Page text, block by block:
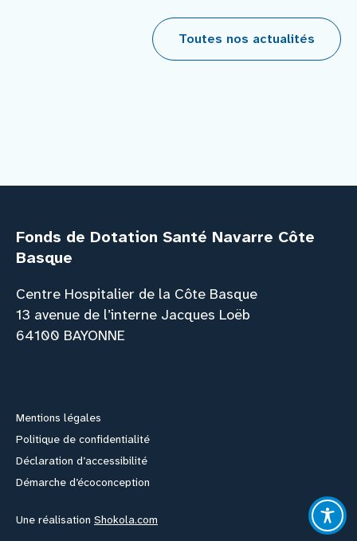
Toutes nos actualités
Fonds de Dotation Santé Navarre Côte
Basque
Centre Hospitalier de la Côte Basque
13 avenue de l’interne Jacques Loëb
64100 BAYONNE
Mentions légales
Politique de confidentialité
Déclaration d’accessibilité
Démarche d’écoconception
Une réalisation Shokola.com